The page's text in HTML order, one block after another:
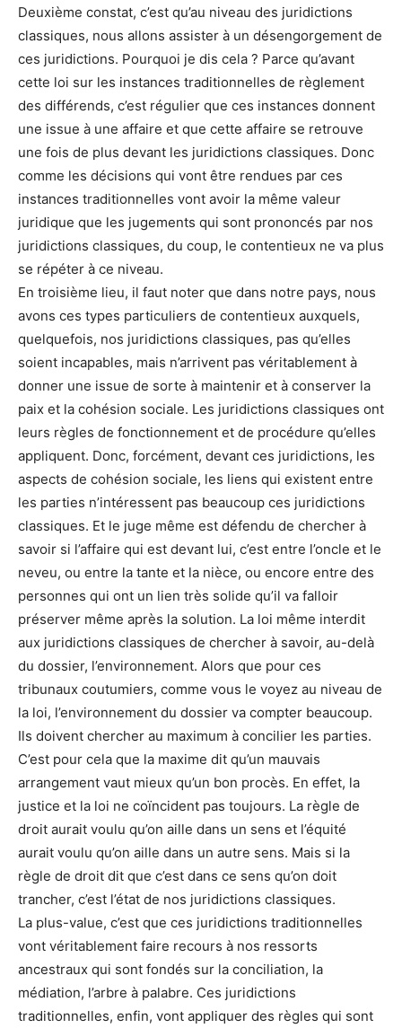
Deuxième constat, c’est qu’au niveau des juridictions
classiques, nous allons assister à un désengorgement de
ces juridictions. Pourquoi je dis cela ? Parce qu’avant
cette loi sur les instances traditionnelles de règlement
des différends, c’est régulier que ces instances donnent
une issue à une affaire et que cette affaire se retrouve
une fois de plus devant les juridictions classiques. Donc
comme les décisions qui vont être rendues par ces
instances traditionnelles vont avoir la même valeur
juridique que les jugements qui sont prononcés par nos
juridictions classiques, du coup, le contentieux ne va plus
se répéter à ce niveau.
En troisième lieu, il faut noter que dans notre pays, nous
avons ces types particuliers de contentieux auxquels,
quelquefois, nos juridictions classiques, pas qu’elles
soient incapables, mais n’arrivent pas véritablement à
donner une issue de sorte à maintenir et à conserver la
paix et la cohésion sociale. Les juridictions classiques ont
leurs règles de fonctionnement et de procédure qu’elles
appliquent. Donc, forcément, devant ces juridictions, les
aspects de cohésion sociale, les liens qui existent entre
les parties n’intéressent pas beaucoup ces juridictions
classiques. Et le juge même est défendu de chercher à
savoir si l’affaire qui est devant lui, c’est entre l’oncle et le
neveu, ou entre la tante et la nièce, ou encore entre des
personnes qui ont un lien très solide qu’il va falloir
préserver même après la solution. La loi même interdit
aux juridictions classiques de chercher à savoir, au-delà
du dossier, l’environnement. Alors que pour ces
tribunaux coutumiers, comme vous le voyez au niveau de
la loi, l’environnement du dossier va compter beaucoup.
Ils doivent chercher au maximum à concilier les parties.
C’est pour cela que la maxime dit qu’un mauvais
arrangement vaut mieux qu’un bon procès. En effet, la
justice et la loi ne coïncident pas toujours. La règle de
droit aurait voulu qu’on aille dans un sens et l’équité
aurait voulu qu’on aille dans un autre sens. Mais si la
règle de droit dit que c’est dans ce sens qu’on doit
trancher, c’est l’état de nos juridictions classiques.
La plus-value, c’est que ces juridictions traditionnelles
vont véritablement faire recours à nos ressorts
ancestraux qui sont fondés sur la conciliation, la
médiation, l’arbre à palabre. Ces juridictions
traditionnelles, enfin, vont appliquer des règles qui sont